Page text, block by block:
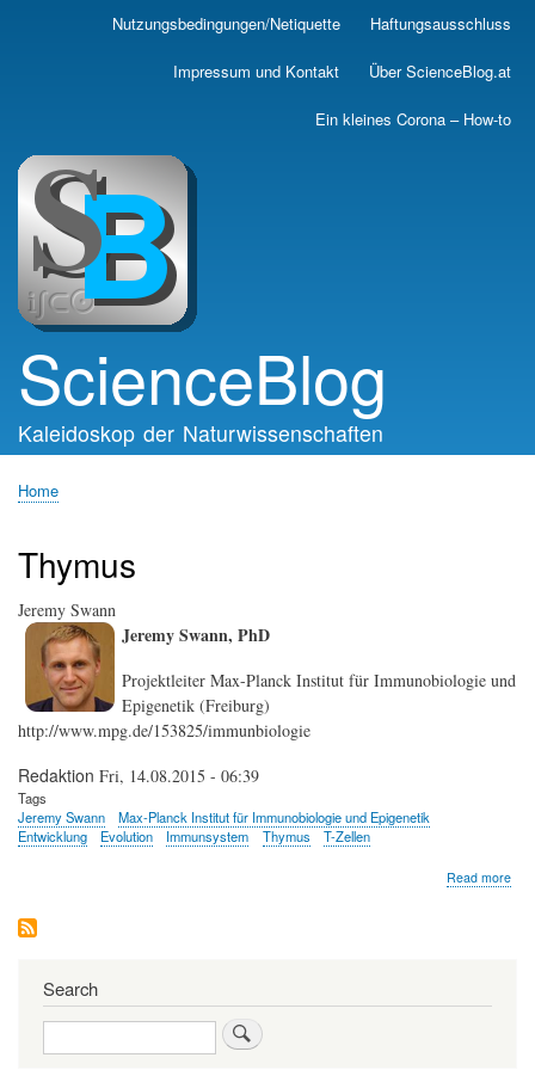
Skip
main
Nutzungsbedingungen/Netiquette Haftungsausschluss
Impressum und Kontakt Über ScienceBlog.at
Ein kleines Corona – How-to
ScienceBlog
Kaleidoskop der Naturwissenschaften
Home
Thymus
Jeremy Swann
Jeremy Swann, PhD
Projektleiter Max-Planck Institut für Immunobiologie und
Epigenetik (Freiburg)
http://www.mpg.de/153825/immunbiologie
Redaktion Fri, 14.08.2015 - 06:39
Tags
Jeremy Swann
Max-Planck Institut für Immunobiologie und Epigenetik
Entwicklung
Evolution Immunsystem Thymus T-Zellen
Read more
Search
Search